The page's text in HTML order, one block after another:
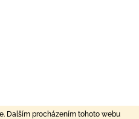
Dalším procházením tohoto webu